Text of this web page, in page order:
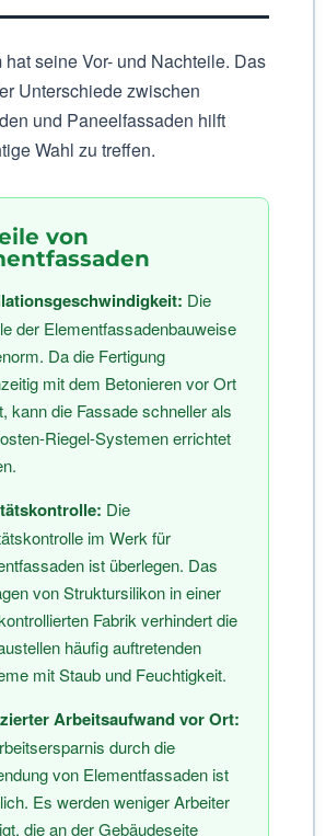
seine Vor- und Nachteile. Das
Unterschiede zwischen
und Paneelfassaden hilft
Wahl zu treffen.
von
Die
der Elementfassadenbauweise
Da die Fertigung
mit dem Betonieren vor Ort
kann die Fassade schneller als
Riegel-Systemen errichtet
Die
im Werk für
ist überlegen. Das
von Struktursilikon in einer
Fabrik verhindert die
häufig auftretenden
mit Staub und Feuchtigkeit.
Arbeitsaufwand vor Ort:
durch die
von Elementfassaden ist
Es werden weniger Arbeiter
die an der Gebäudeseite